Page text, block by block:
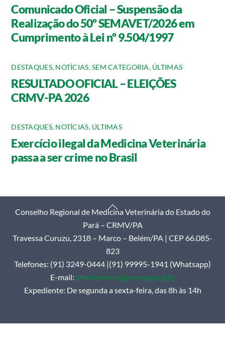
Comunicado Oficial – Suspensão da
Realização do 50º SEMAVET/2026 em
Cumprimento à Lei nº 9.504/1997
DESTAQUES, NOTÍCIAS,SEM CATEGORIA, ÚLTIMAS
RESULTADO OFICIAL – ELEIÇÕES
CRMV-PA 2026
DESTAQUES, NOTÍCIAS, ÚLTIMAS
Exercício ilegal da Medicina Veterinária
passa a ser crime no Brasil
Back
To
Top
Conselho Regional de Medicina Veterinária do Estado do
Pará – CRMV/PA
Travessa Curuzu, 2318 – Marco – Belém/PA | CEP 66.085-
823
Telefones: (91) 3249-0444 |(91) 99995-1941 (Whatsapp)
E-mail: atendimento@crmvpa.org.br
Expediente: De segunda a sexta-feira, das 8h às 14h